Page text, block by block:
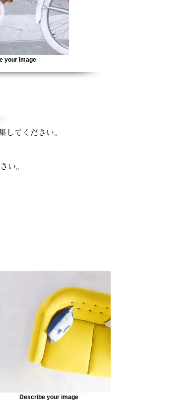
your image
してください。
い。
Describe your image